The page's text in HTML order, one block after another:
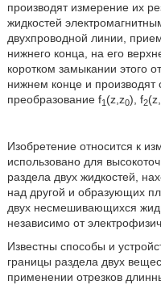
производят измерение их
жидкостей
двухпроводной линии,
нижнего конца, на его
коротком замыкании этого
нижнем конце и
преобразование f1 (z,z0), f2
Изобретение относится к
использовано для
раздела двух жидкостей,
над другой и образующих
двух несмешивающихся
независимо от
Известны способы и
границы раздела двух
применении отрезков